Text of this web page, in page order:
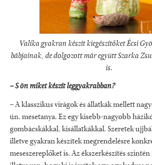
Valika gyakran készít kiegészítőket Écsi
bábjainak, de dolgozott már együtt Szarka
is.
– S ön miket készít leggyakrabban?
– A klasszikus virágok és állatkák mellett
ún. mesetanya. Ez egy kisebb-nagyobb
gombácskákkal, kisállatkákkal. Szeretek
illetve gyakran készítek megrendelésre
meseszereplőket is. Az ékszerkészítés